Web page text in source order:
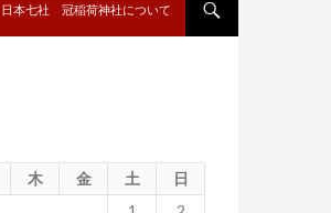
日本七社 冠稲荷神社について
木 金 土
日